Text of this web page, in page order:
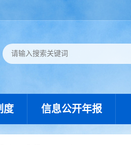
度 信息公开年报